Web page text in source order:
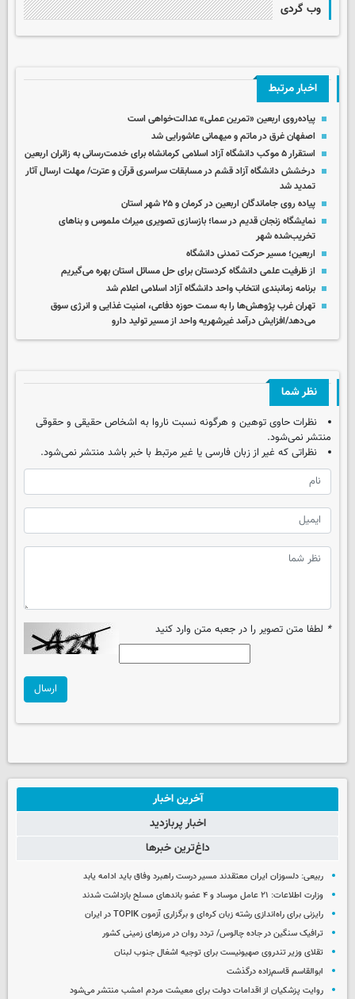
وب گردی
اخبار مرتبط
پیاده‌روی اربعین «تمرین عملی» عدالت‌خواهی است
اصفهان غرق در ماتم و میهمانی عاشورایی شد
استقرار ۵ موکب دانشگاه آزاد اسلامی کرمانشاه برای خدمت‌رسانی به زائران اربعین
درخشش دانشگاه آزاد قشم در مسابقات سراسری قرآن و عترت/ مهلت ارسال آثار
تمدید شد
پیاده روی جاماندگان اربعین در کرمان و ۲۵ شهر استان
نمایشگاه زنجان قدیم در سما؛ بازسازی تصویری میراث ملموس و بناهای
تخریب‌شده شهر
اربعین؛ مسیر حرکت تمدنی دانشگاه
از ظرفیت علمی دانشگاه کردستان برای حل مسائل استان بهره می‌گیریم
برنامه زمانبندی انتخاب واحد دانشگاه آزاد اسلامی اعلام شد
تهران غرب پژوهش‌ها را به سمت حوزه دفاعی، امنیت غذایی و انرژی سوق
می‌دهد/افزایش درآمد غیرشهریه واحد از مسیر تولید دارو
نظر شما
نظرات حاوی توهین و هرگونه نسبت ناروا به اشخاص حقیقی و حقوقی
منتشر نمی‌شود.
نظراتی که غیر از زبان فارسی یا غیر مرتبط با خبر باشد منتشر نمی‌شود.
* لطفا متن تصویر را در جعبه متن وارد کنید
ارسال
آخرین اخبار
اخبار پربازدید
داغ‌ترین خبرها
ربیعی: دلسوزان ایران معتقدند مسیر درست راهبرد وفاق باید ادامه یابد
وزارت اطلاعات: ۲۱ عامل موساد و ۴ عضو باندهای مسلح بازداشت شدند
رایزنی برای راه‌اندازی رشته زبان کره‌ای و برگزاری آزمون TOPIK در ایران
ترافیک سنگین در جاده چالوس/ تردد روان در مرزهای زمینی کشور
تقلای وزیر تندروی صهیونیست برای توجیه اشغال جنوب لبنان
ابوالقاسم قاسم‌زاده درگذشت
روایت پزشکیان از اقدامات دولت برای معیشت مردم امشب منتشر می‌شود